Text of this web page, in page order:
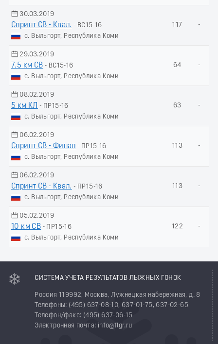
30.03.2019
Спринт СВ - Квал. - ВС15-16
с. Выльгорт, Республика Коми
117 -
29.03.2019
7.5 км СВ - ВС15-16
с. Выльгорт, Республика Коми
64 -
08.02.2019
5 км КЛ
- ПР15-16
с. Выльгорт, Республика Коми
63 -
06.02.2019
Спринт СВ - Финал - ПР15-16
с. Выльгорт, Республика Коми
113 -
06.02.2019
Спринт СВ - Квал. - ПР15-16
с. Выльгорт, Республика Коми
113 -
05.02.2019
10 км СВ - ПР15-16
с. Выльгорт, Республика Коми
122 -
СИСТЕМА УЧЕТА РЕЗУЛЬТАТОВ ЛЫЖНЫХ ГОНОК
Россия 119992, Москва, Лужнецкая набережная, д. 8
Телефоны: (495) 637-08-10, 637-01-75, 637-02-65
Телефон/факс: (495) 637-06-15
Электронная почта: info@flgr.ru